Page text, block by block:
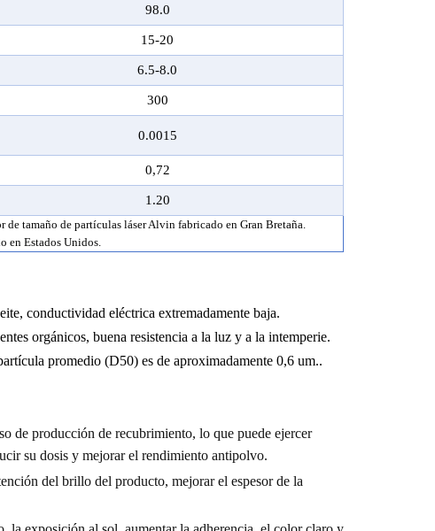
98.0
15-20
6.5-8.0
300
0.0015
0,72
1.20
de tamaño de partículas láser Alvin fabricado en Gran Bretaña.
en Estados Unidos.
conductividad eléctrica extremadamente baja.
orgánicos, buena resistencia a la luz y a la intemperie.
promedio (D50) es de aproximadamente 0,6 um..
de producción de recubrimiento, lo que puede ejercer
su dosis y mejorar el rendimiento antipolvo.
del brillo del producto, mejorar el espesor de la